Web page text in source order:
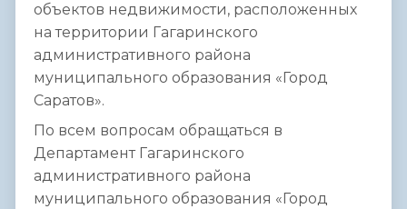
объектов недвижимости, расположенных
на территории Гагаринского
административного района
муниципального образования «Город
Саратов».
По всем вопросам обращаться в
Департамент Гагаринского
административного района
муниципального образования «Город